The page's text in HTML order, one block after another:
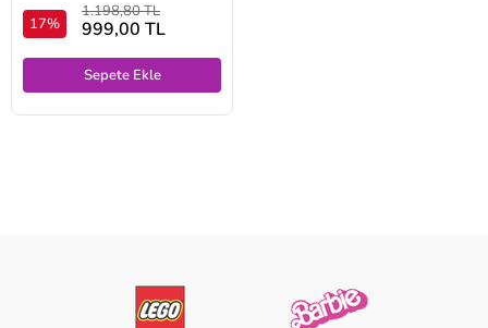
17%
1.198,80 TL
999,00 TL
Sepete Ekle